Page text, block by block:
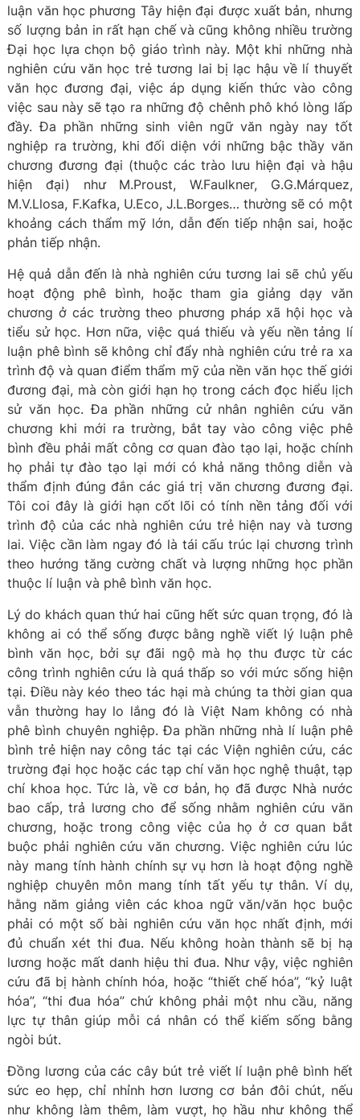
luận văn học phương Tây hiện đại được xuất bản, nhưng
số lượng bản in rất hạn chế và cũng không nhiều trường
Đại học lựa chọn bộ giáo trình này. Một khi những nhà
nghiên cứu văn học trẻ tương lai bị lạc hậu về lí thuyết
văn học đương đại, việc áp dụng kiến thức vào công
việc sau này sẽ tạo ra những độ chênh phô khó lòng lấp
đầy. Đa phần những sinh viên ngữ văn ngày nay tốt
nghiệp ra trường, khi đối diện với những bậc thầy văn
chương đương đại (thuộc các trào lưu hiện đại và hậu
hiện đại) như M.Proust, W.Faulkner, G.G.Márquez,
M.V.Llosa, F.Kafka, U.Eco, J.L.Borges… thường sẽ có một
khoảng cách thẩm mỹ lớn, dẫn đến tiếp nhận sai, hoặc
phản tiếp nhận.
Hệ quả dẫn đến là nhà nghiên cứu tương lai sẽ chủ yếu
hoạt động phê bình, hoặc tham gia giảng dạy văn
chương ở các trường theo phương pháp xã hội học và
tiểu sử học. Hơn nữa, việc quá thiếu và yếu nền tảng lí
luận phê bình sẽ không chỉ đẩy nhà nghiên cứu trẻ ra xa
trình độ và quan điểm thẩm mỹ của nền văn học thế giới
đương đại, mà còn giới hạn họ trong cách đọc hiểu lịch
sử văn học. Đa phần những cử nhân nghiên cứu văn
chương khi mới ra trường, bắt tay vào công việc phê
bình đều phải mất công cơ quan đào tạo lại, hoặc chính
họ phải tự đào tạo lại mới có khả năng thông diễn và
thẩm định đúng đắn các giá trị văn chương đương đại.
Tôi coi đây là giới hạn cốt lõi có tính nền tảng đối với
trình độ của các nhà nghiên cứu trẻ hiện nay và tương
lai. Việc cần làm ngay đó là tái cấu trúc lại chương trình
theo hướng tăng cường chất và lượng những học phần
thuộc lí luận và phê bình văn học.
Lý do khách quan thứ hai cũng hết sức quan trọng, đó là
không ai có thể sống được bằng nghề viết lý luận phê
bình văn học, bởi sự đãi ngộ mà họ thu được từ các
công trình nghiên cứu là quá thấp so với mức sống hiện
tại. Điều này kéo theo tác hại mà chúng ta thời gian qua
vẫn thường hay lo lắng đó là Việt Nam không có nhà
phê bình chuyên nghiệp. Đa phần những nhà lí luận phê
bình trẻ hiện nay công tác tại các Viện nghiên cứu, các
trường đại học hoặc các tạp chí văn học nghệ thuật, tạp
chí khoa học. Tức là, về cơ bản, họ đã được Nhà nước
bao cấp, trả lương cho để sống nhằm nghiên cứu văn
chương, hoặc trong công việc của họ ở cơ quan bắt
buộc phải nghiên cứu văn chương. Việc nghiên cứu lúc
này mang tính hành chính sự vụ hơn là hoạt động nghề
nghiệp chuyên môn mang tính tất yếu tự thân. Ví dụ,
hằng năm giảng viên các khoa ngữ văn/văn học buộc
phải có một số bài nghiên cứu văn học nhất định, mới
đủ chuẩn xét thi đua. Nếu không hoàn thành sẽ bị hạ
lương hoặc mất danh hiệu thi đua. Như vậy, việc nghiên
cứu đã bị hành chính hóa, hoặc “thiết chế hóa”, “kỷ luật
hóa”, “thi đua hóa” chứ không phải một nhu cầu, năng
lực tự thân giúp mỗi cá nhân có thể kiếm sống bằng
ngòi bút.
Đồng lương của các cây bút trẻ viết lí luận phê bình hết
sức eo hẹp, chỉ nhỉnh hơn lương cơ bản đôi chút, nếu
như không làm thêm, làm vượt, họ hầu như không thể